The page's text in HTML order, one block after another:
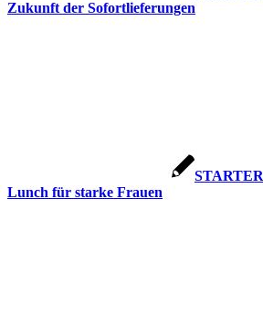
Zukunft der Sofortlieferungen
Lunch für starke Frauen